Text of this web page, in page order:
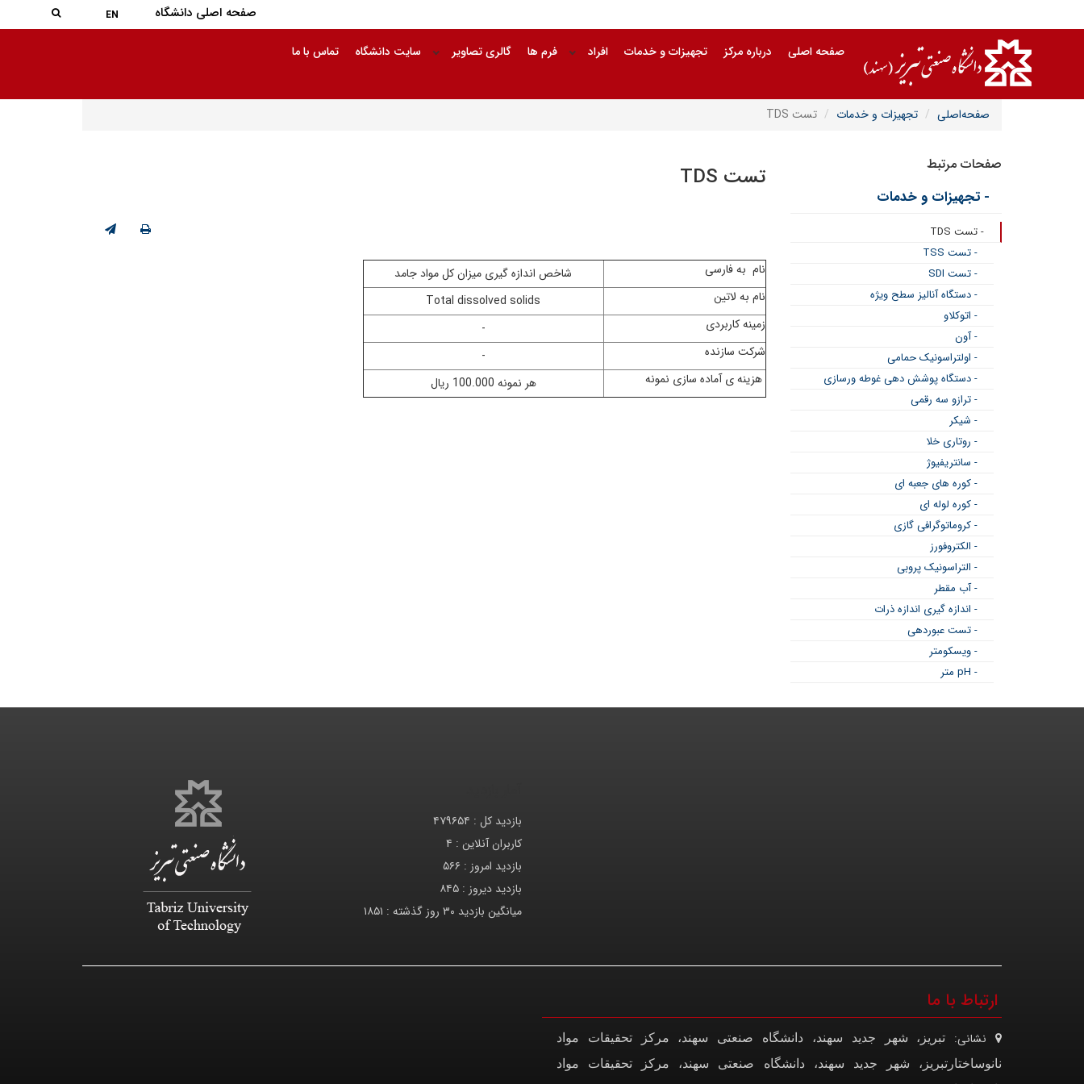
صفحه اصلی دانشگاه جستجو EN
صفحه اصلی درباره مرکز تجهیزات و خدمات افراد فرم ها گالری تصاویر سایت دانشگاه تماس با ما
صفحه‌اصلی تجهیزات و خدمات تست TDS
تست TDS
نام به فارسی
شاخص اندازه گیری میزان کل مواد جامد
نام به لاتین
Total dissolved solids
زمینه کاربردی
-
شرکت سازنده
-
هزینه ی آماده سازی نمونه
هر نمونه 100.000 ریال
صفحات مرتبط
- تجهیزات و خدمات
- تست TDS
- تست TSS
- تست SDI
- دستگاه آنالیز سطح ویژه
- اتوکلاو
- آون
- اولتراسونیک حمامی
- دستگاه پوشش دهی غوطه ورسازی
- ترازو سه رقمی
- شیکر
- روتاری خلا
- سانتریفیوژ
- کوره های جعبه ای
- کوره لوله ای
- کروماتوگرافی گازی
- الکتروفورز
- التراسونیک پروبی
- آب مقطر
- اندازه گیری اندازه ذرات
- تست عبوردهی
- ویسکومتر
- pH متر
بازدید کل : ۴۷۹۶۵۴
کاربران آنلاین : ۴
بازدید امروز : ۵۶۶
بازدید دیروز : ۸۴۵
میانگین بازدید ۳۰ روز گذشته :
۱۸۵۱
ارتباط با ما
نشانی:
تبریز، شهر جدید سهند، دانشگاه صنعتی سهند، مرکز تحقیقات مواد
نانوساختار تبریز، شهر جدید سهند، دانشگاه صنعتی سهند، مرکز تحقیقات مواد